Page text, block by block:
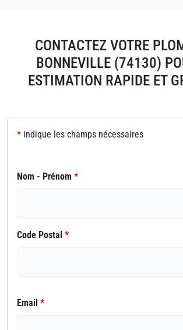
CONTACTEZ VOTRE
BONNEVILLE (74130)
ESTIMATION RAPIDE ET
* indique les champs nécessaires
Nom - Prénom *
Code Postal *
Email *